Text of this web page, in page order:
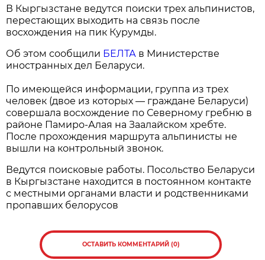
В Кыргызстане ведутся поиски трех альпинистов,
перестающих выходить на связь после
восхождения на пик Курумды.
Об этом сообщили БЕЛТА в Министерстве
иностранных дел Беларуси.
По имеющейся информации, группа из трех
человек (двое из которых — граждане Беларуси)
совершала восхождение по Северному гребню в
районе Памиро-Алая на Заалайском хребте.
После прохождения маршрута альпинисты не
вышли на контрольный звонок.
Ведутся поисковые работы. Посольство Беларуси
в Кыргызстане находится в постоянном контакте
с местными органами власти и родственниками
пропавших белорусов
ОСТАВИТЬ КОММЕНТАРИЙ (0)